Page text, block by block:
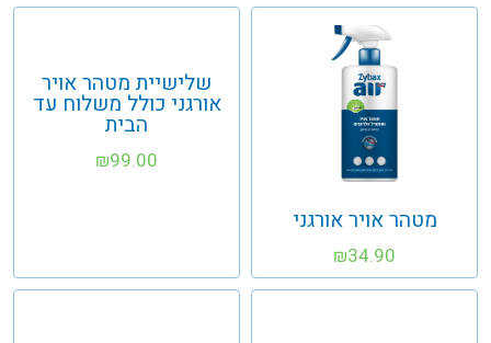
מטהר אויר אורגני
₪34.90
שלישיית מטהר אויר
אורגני כולל משלוח עד
הבית
₪99.00